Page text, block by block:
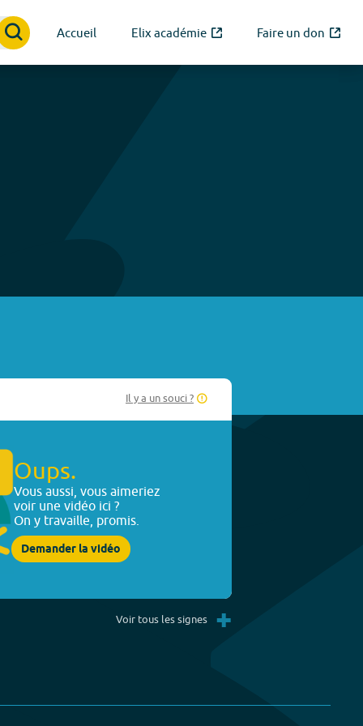
Accueil Elix académie Faire un don
Il y a un souci ?
Oups.
Vous aussi, vous aimeriez
voir une vidéo ici ?
On y travaille, promis.
Demander la vidéo
Voir tous les signes +